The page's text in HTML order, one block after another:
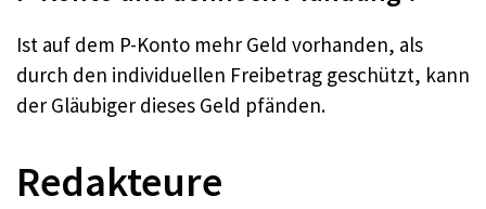
Ist auf dem P-Konto mehr Geld vorhanden, als
durch den individuellen Freibetrag geschützt, kann
der Gläubiger dieses Geld pfänden.
Redakteure